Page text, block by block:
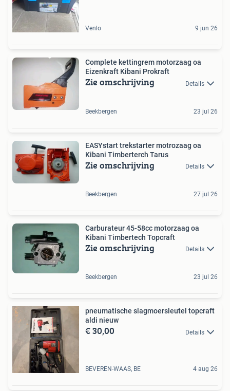
Venlo 9 jun 26
Complete kettingrem motorzaag oa
Eizenkraft Kibani Prokraft
Zie omschrijving Details
Beekbergen 23 jul 26
EASYstart trekstarter motrozaag oa
Kibani Timberterch Tarus
Zie omschrijving Details
Beekbergen 27 jul 26
Carburateur 45-58cc motorzaag oa
Kibani Timbertech Topcraft
Zie omschrijving Details
Beekbergen 23 jul 26
pneumatische slagmoersleutel topcraft
aldi nieuw
€ 30,00 Details
BEVEREN-WAAS, BE 4 aug 26